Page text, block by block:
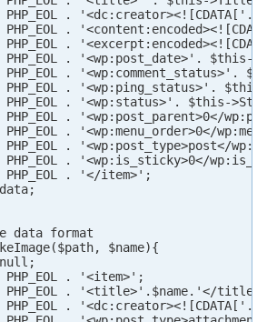
PHP_EOL . '<dc:creator><![CDATA['.
PHP_EOL .
PHP_EOL .
PHP_EOL . '<wp:post_date>'. $this-
PHP_EOL . '<wp:comment_status>'.
PHP_EOL . '<wp:ping_status>'.
PHP_EOL . '<wp:status>'. $this-
PHP_EOL . '<wp:post_parent>0</
PHP_EOL . '<wp:menu_order>0</
PHP_EOL . '<wp:post_type>post</
PHP_EOL . '<wp:is_sticky>0</
PHP_EOL . '</item>';
data format
$name){
PHP_EOL . '<item>';
PHP_EOL . '<title>'.$name.'</title>
PHP_EOL . '<dc:creator><![CDATA['.